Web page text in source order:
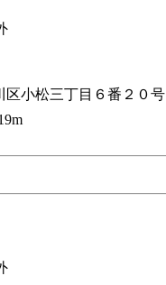
区小松三丁目６番２０号